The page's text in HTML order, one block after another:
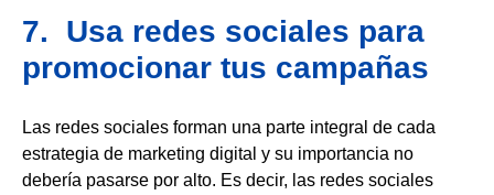
7. Usa redes sociales para
promocionar tus campañas
Las redes sociales forman una parte integral de cada
estrategia de marketing digital y su importancia no
debería pasarse por alto. Es decir, las redes sociales